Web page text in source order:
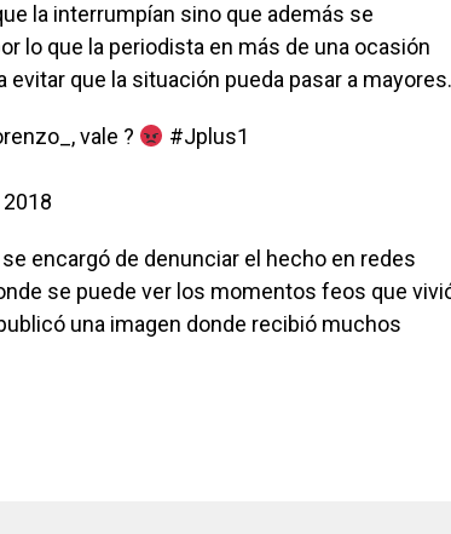
la interrumpían sino que además se
lo que la periodista en más de una ocasión
que la situación pueda pasar a mayores.
, vale ?
#Jplus1
encargó de denunciar el hecho en redes
se puede ver los momentos feos que
una imagen donde recibió muchos